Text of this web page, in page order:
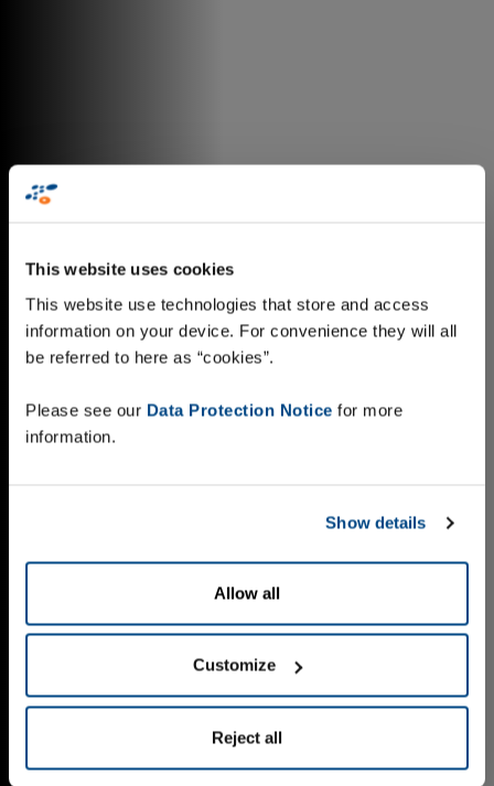
This website uses cookies
This website use technologies that store and access
information on your device. For convenience they will all
be referred to here as “cookies”.
Please see our Data Protection Notice for more
information.
Show details
Allow all
Customize
Reject all